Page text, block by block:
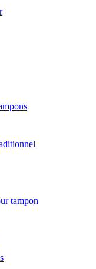
tampon